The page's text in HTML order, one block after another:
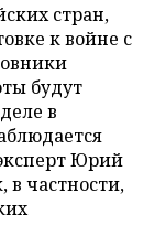
стран,
к войне с
будут
в
Юрий
в частности,